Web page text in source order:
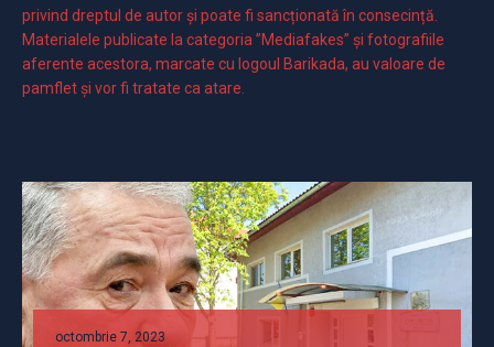
privind dreptul de autor și poate fi sancționată în consecință.
Materialele publicate la categoria ”Mediafakes” și fotografiile
aferente acestora, marcate cu logoul Barikada, au valoare de
pamflet și vor fi tratate ca atare.
octombrie 7, 2023